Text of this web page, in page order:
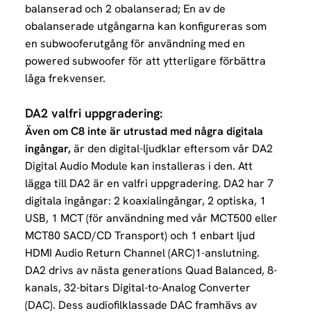
balanserad och 2 obalanserad; En av de
obalanserade utgångarna kan konfigureras som
en subwooferutgång för användning med en
powered subwoofer för att ytterligare förbättra
låga frekvenser.
DA2 valfri uppgradering:
Även om C8 inte är utrustad med några digitala
ingångar,är den digital-ljudklar eftersom vår DA2
Digital Audio Module kan installeras i den. Att
lägga till DA2 är en valfri uppgradering. DA2 har 7
digitala ingångar: 2 koaxialingångar, 2 optiska, 1
USB, 1 MCT (för användning med vår MCT500 eller
MCT80 SACD/CD Transport) och 1 enbart ljud
HDMI Audio Return Channel (ARC)1-anslutning.
DA2 drivs av nästa generations Quad Balanced, 8-
kanals, 32-bitars Digital-to-Analog Converter
(DAC). Dess audiofilklassade DAC framhävs av